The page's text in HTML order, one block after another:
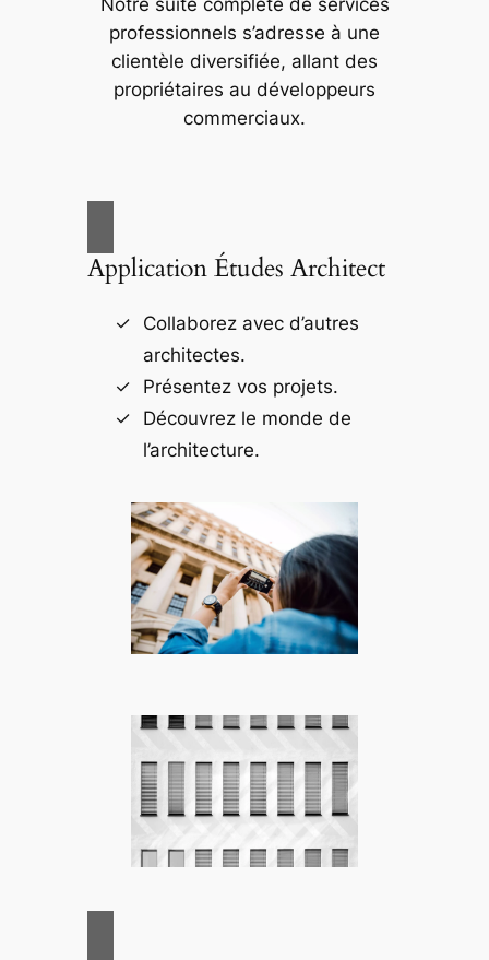
Notre suite complète de services
professionnels s’adresse à une
clientèle diversifiée, allant des
propriétaires au développeurs
commerciaux.
Application Études Architect
Collaborez avec d’autres
architectes.
Présentez vos projets.
Découvrez le monde de
l’architecture.